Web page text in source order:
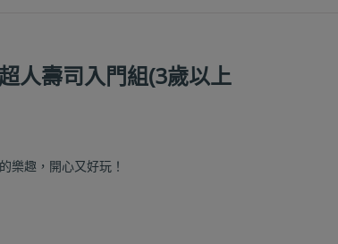
人壽司入門組(3歲以上
樂趣，開心又好玩！